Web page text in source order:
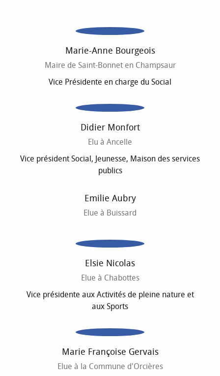
Marie-Anne Bourgeois
Maire de Saint-Bonnet en Champsaur
Vice Présidente en charge du Social
Didier Monfort
Elu à Ancelle
Vice président Social, Jeunesse, Maison des services
publics
Emilie Aubry
Elue à Buissard
Elsie Nicolas
Elue à Chabottes
Vice présidente aux Activités de pleine nature et
aux Sports
Marie Françoise Gervais
Elue à la Commune d'Orcières